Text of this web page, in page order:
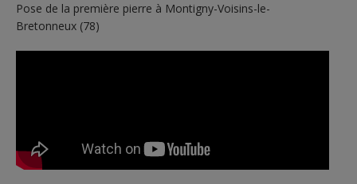
Pose de la première pierre à Montigny-Voisins-le-
Bretonneux (78)